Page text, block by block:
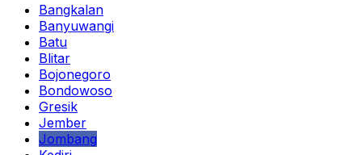
Bangkalan
Banyuwangi
Batu
Blitar
Bojonegoro
Bondowoso
Gresik
Jember
Jombang